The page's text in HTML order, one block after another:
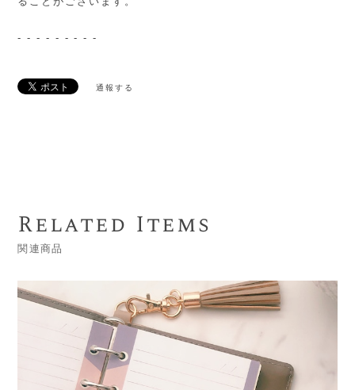
- - - - - - - - -
通報する
Related Items
関連商品